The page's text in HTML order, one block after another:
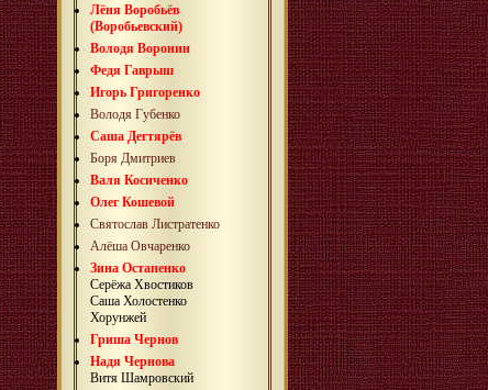
Лёня Воробьёв
(Воробьевский)
Володя Воронин
Федя Гаврыш
Игорь Григоренко
Володя Губенко
Саша Дегтярёв
Боря Дмитриев
Валя Косиченко
Олег Кошевой
Святослав Листратенко
Алёша Овчаренко
Зина Остапенко
Серёжа Хвостиков
Саша Холостенко
Хорунжей
Гриша Чернов
Надя Чернова
Витя Шамровский